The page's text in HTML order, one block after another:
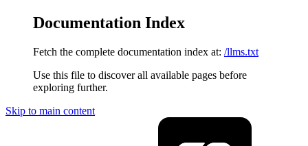
Documentation Index
Fetch the complete documentation index at: /llms.txt
Use this file to discover all available pages before
exploring further.
Skip to main content